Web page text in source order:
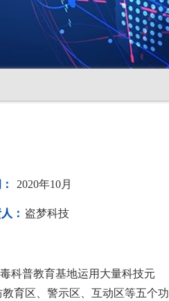
科普教育基地运用大量科技元
育区、警示区、互动区等五个功
2020年10月
： 盗梦科技